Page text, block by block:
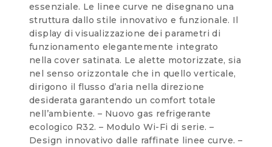
essenziale. Le linee curve ne disegnano una
struttura dallo stile innovativo e funzionale. Il
display di visualizzazione dei parametri di
funzionamento elegantemente integrato
nella cover satinata. Le alette motorizzate, sia
nel senso orizzontale che in quello verticale,
dirigono il flusso d’aria nella direzione
desiderata garantendo un comfort totale
nell’ambiente. – Nuovo gas refrigerante
ecologico R32. – Modulo Wi-Fi di serie. –
Design innovativo dalle raffinate linee curve. –